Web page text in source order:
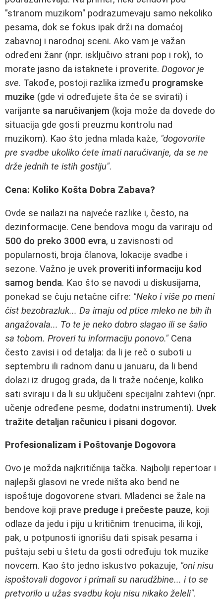
"stranom muzikom" podrazumevaju samo nekoliko
pesama, dok se fokus ipak drži na domaćoj
zabavnoj i narodnoj sceni. Ako vam je važan
određeni žanr (npr. isključivo strani pop i rok), to
morate jasno da istaknete i proverite. Dogovor je
sve. Takođe, postoji razlika između programske
muzike (gde vi određujete šta će se svirati) i
varijante sa naručivanjem (koja može da dovede do
situacija gde gosti preuzmu kontrolu nad
muzikom). Kao što jedna mlada kaže, "dogovorite
pre svadbe ukoliko ćete imati naručivanje, da se ne
drže jednih te istih gostiju".
Cena: Koliko Košta Dobra Zabava?
Ovde se nailazi na najveće razlike i, često, na
dezinformacije. Cene bendova mogu da variraju od
500 do preko 3000 evra, u zavisnosti od
popularnosti, broja članova, lokacije svadbe i
sezone. Važno je uvek proveriti informaciju kod
samog benda. Kao što se navodi u diskusijama,
ponekad se čuju netačne cifre: "Neko i više po meni
čist bezobrazluk... Da imaju od ptice mleko ne bih ih
angažovala... To te je neko dobro slagao ili se šalio
sa tobom. Proveri tu informaciju ponovo." Cena
često zavisi i od detalja: da li je reč o suboti u
septembru ili radnom danu u januaru, da li bend
dolazi iz drugog grada, da li traže noćenje, koliko
sati sviraju i da li su uključeni specijalni zahtevi (npr.
učenje određene pesme, dodatni instrumenti). Uvek
tražite detaljan računicu i pisani dogovor.
Profesionalizam i Poštovanje Dogovora
Ovo je možda najkritičnija tačka. Najbolji repertoar i
najlepši glasovi ne vrede ništa ako bend ne
ispoštuje dogovorene stvari. Mladenci se žale na
bendove koji prave preduge i prečeste pauze, koji
odlaze da jedu i piju u kritičnim trenucima, ili koji,
pak, u potpunosti ignorišu dati spisak pesama i
puštaju sebi u štetu da gosti određuju tok muzike
novcem. Kao što jedno iskustvo pokazuje, "oni nisu
ispoštovali dogovor i primali su narudžbine... i to se
pretvorilo u užas svadbu koju nisu nikako želeli".